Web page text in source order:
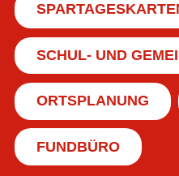
SCHUL- UND
ORTSPLANUNG
FUNDBÜRO